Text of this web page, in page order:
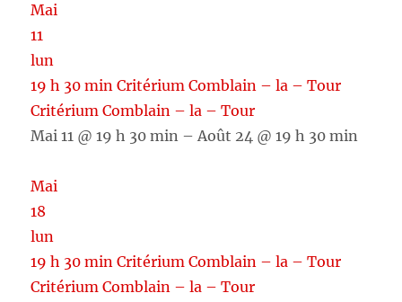
Mai
11
lun
19 h 30 minCritérium Comblain – la – Tour
Critérium Comblain – la – Tour
Mai 11 @ 19 h 30 min – Août 24 @ 19 h 30 min
Mai
18
lun
19 h 30 minCritérium Comblain – la – Tour
Critérium Comblain – la – Tour